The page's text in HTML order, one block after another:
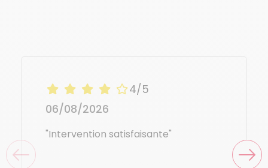
4/5
06/08/2026
"Intervention satisfaisante"